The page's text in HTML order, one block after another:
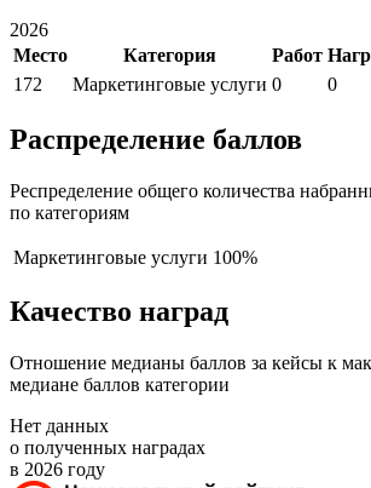
2026
Место
Категория Работ
172
Маркетинговые услуги 0 0
Распределение баллов
Респределение общего количества
по категориям
Маркетинговые услуги 100%
Качество наград
Отношение медианы баллов за кейсы к
медиане баллов категории
Нет данных
о полученных наградах
в 2026 году